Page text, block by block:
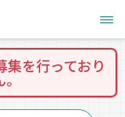
集を行っており
。